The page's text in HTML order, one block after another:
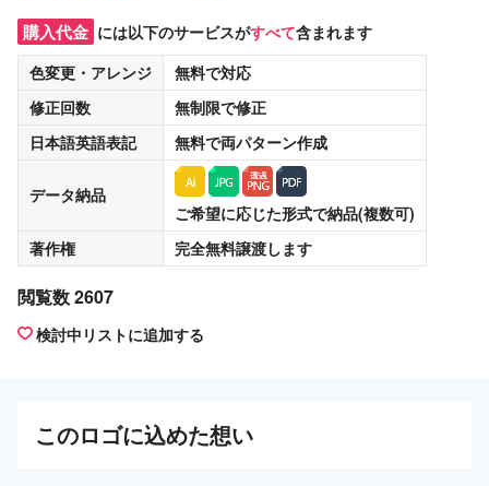
購入代金 には以下のサービスがすべて含まれます
色変更・アレンジ
無料で対応
修正回数
無制限で修正
日本語英語表記
無料で両パターン作成
データ納品
ご希望に応じた形式で納品(複数可)
著作権
完全無料譲渡します
閲覧数 2607
検討中リストに追加する
このロゴに込めた想い